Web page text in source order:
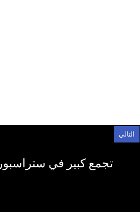
التالي
تجمع كبير في